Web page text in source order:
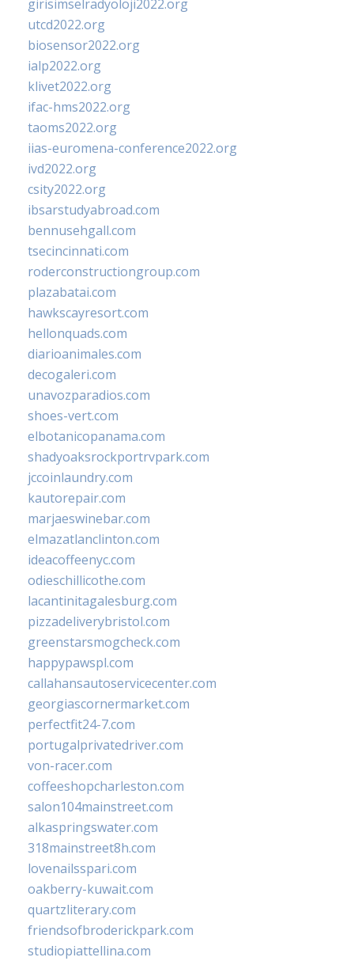
girisimselradyoloji2022.org
utcd2022.org
biosensor2022.org
ialp2022.org
klivet2022.org
ifac-hms2022.org
taoms2022.org
iias-euromena-conference2022.org
ivd2022.org
csity2022.org
ibsarstudyabroad.com
bennusehgall.com
tsecincinnati.com
roderconstructiongroup.com
plazabatai.com
hawkscayresort.com
hellonquads.com
diarioanimales.com
decogaleri.com
unavozparadios.com
shoes-vert.com
elbotanicopanama.com
shadyoaksrockportrvpark.com
jccoinlaundry.com
kautorepair.com
marjaeswinebar.com
elmazatlanclinton.com
ideacoffeenyc.com
odieschillicothe.com
lacantinitagalesburg.com
pizzadeliverybristol.com
greenstarsmogcheck.com
happypawspl.com
callahansautoservicecenter.com
georgiascornermarket.com
perfectfit24-7.com
portugalprivatedriver.com
von-racer.com
coffeeshopcharleston.com
salon104mainstreet.com
alkaspringswater.com
318mainstreet8h.com
lovenailsspari.com
oakberry-kuwait.com
quartzliterary.com
friendsofbroderickpark.com
studiopiattellina.com